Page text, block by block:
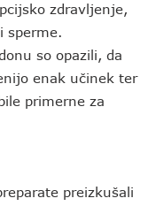
zdravljenje,
sperme.
so opazili, da
enak učinek ter
primerne za
preizkušali